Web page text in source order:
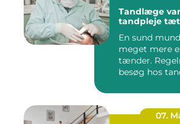
Tandlæge
tandpleje
En sund
meget mere
tænder.
besøg hos
07.